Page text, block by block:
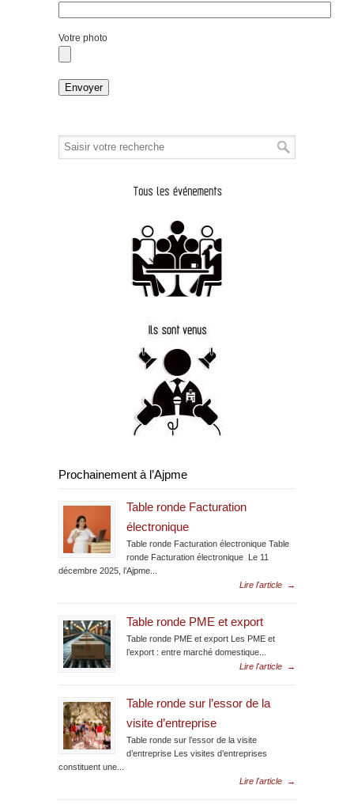
Votre photo
Prochainement à l’Ajpme
Table ronde Facturation
électronique
Table ronde Facturation électronique Table
ronde Facturation électronique Le 11
décembre 2025, l’Ajpme...
Lire l'article
→
Table ronde PME et export
Table ronde PME et export Les PME et
l’export : entre marché domestique...
Lire l'article
→
Table ronde sur l’essor de la
visite d’entreprise
Table ronde sur l’essor de la visite
d’entreprise Les visites d’entreprises
constituent une...
Lire l'article
→